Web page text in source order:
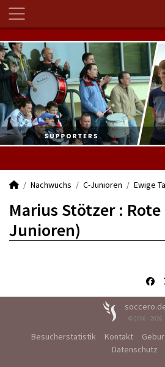
Nachwuchs C-Junioren Ewige
Marius Stötzer :
Junioren)
© 2006 - 2026
Besucherstatistik Kontakt
Datenschutz